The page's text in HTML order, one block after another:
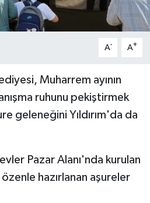
A- A+
Muharrem ayının
ruhunu pekiştirmek
geleneğini Yıldırım'da da
Pazar Alanı'nda kurulan
hazırlanan aşureler